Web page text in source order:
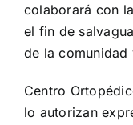
colaborará con
el fin de
de la comunidad
Centro
lo autorizan